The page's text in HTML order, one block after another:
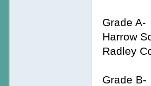
Grade A-
Harrow
Radley
Grade B-